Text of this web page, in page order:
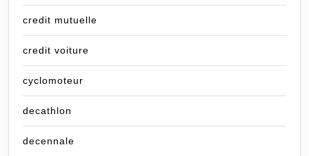
credit mutuelle
credit voiture
cyclomoteur
decathlon
decennale